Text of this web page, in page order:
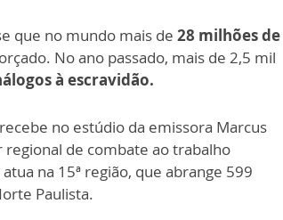
que no mundo mais de 28 milhões de
No ano passado, mais de 2,5 mil
à escravidão.
no estúdio da emissora Marcus
de combate ao trabalho
na 15ª região, que abrange 599
Paulista.